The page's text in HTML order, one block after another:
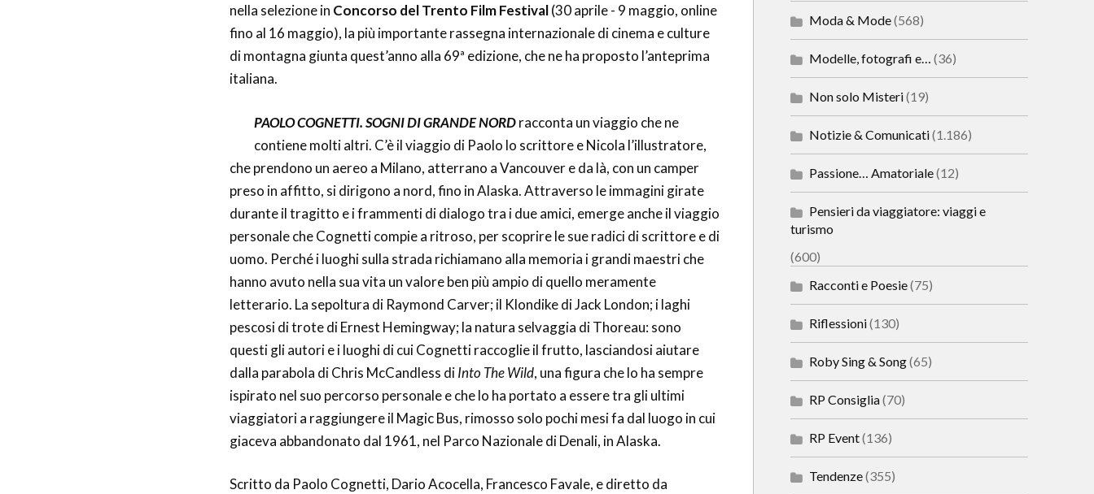
nella selezione in Concorso del Trento Film Festival(30 aprile - 9 maggio, online
fino al 16 maggio), la più importante rassegna internazionale di cinema e culture
di montagna giunta quest’anno alla 69ª edizione, che ne ha proposto l’anteprima
italiana.
PAOLO COGNETTI. SOGNI DI GRANDE NORDracconta un viaggio che ne
contiene molti altri. C’è il viaggio di Paolo lo scrittore e Nicola l’illustratore,
che prendono un aereo a Milano, atterrano a Vancouver e da là, con un camper
preso in affitto, si dirigono a nord, fino in Alaska. Attraverso le immagini girate
durante il tragitto e i frammenti di dialogo tra i due amici, emerge anche il viaggio
personale che Cognetti compie a ritroso, per scoprire le sue radici di scrittore e di
uomo. Perché i luoghi sulla strada richiamano alla memoria i grandi maestri che
hanno avuto nella sua vita un valore ben più ampio di quello meramente
letterario. La sepoltura di Raymond Carver; il Klondike di Jack London; i laghi
pescosi di trote di Ernest Hemingway; la natura selvaggia di Thoreau: sono
questi gli autori e i luoghi di cui Cognetti raccoglie il frutto, lasciandosi aiutare
dalla parabola di Chris McCandless diInto The Wild, una figura che lo ha sempre
ispirato nel suo percorso personale e che lo ha portato a essere tra gli ultimi
viaggiatori a raggiungere il Magic Bus, rimosso solo pochi mesi fa dal luogo in cui
giaceva abbandonato dal 1961, nel Parco Nazionale di Denali, in Alaska.
Scritto da Paolo Cognetti, Dario Acocella, Francesco Favale, e diretto da
Moda & Mode(568)
Modelle, fotografi e… (36)
Non solo Misteri(19)
Notizie & Comunicati(1.186)
Passione… Amatoriale(12)
Pensieri da viaggiatore: viaggi e
turismo
(600)
Racconti e Poesie(75)
Riflessioni(130)
Roby Sing & Song(65)
RP Consiglia(70)
RP Event(136)
Tendenze(355)